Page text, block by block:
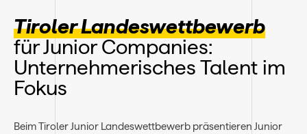
Tiroler Landeswettbewerb
für Junior Companies:
Unternehmerisches Talent im
Fokus
Beim Tiroler Junior Landeswettbewerb präsentieren Junior